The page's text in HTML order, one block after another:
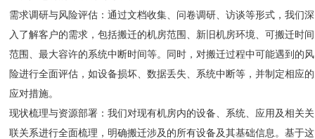
需求调研与风险评估：通过文档收集、问卷调研、访谈等形式，我们深
入了解客户的需求，包括搬迁的机房范围、新旧机房环境、可搬迁时间
范围、最大容许的系统中断时间等。同时，对搬迁过程中可能遇到的风
险进行全面评估，如设备损坏、数据丢失、系统中断等，并制定相应的
应对措施。
现状梳理与资源部署：我们对现有机房内的设备、系统、应用及相关关
联关系进行全面梳理，明确搬迁涉及的所有设备及其基础信息。基于这